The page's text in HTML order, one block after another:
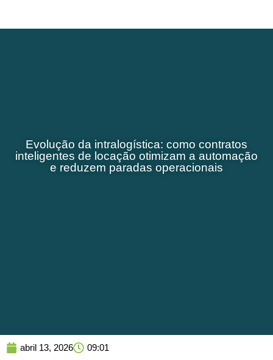
Evolução da intralogística: como contratos
inteligentes de locação otimizam a automação
e reduzem paradas operacionais
abril 13, 2026 09:01